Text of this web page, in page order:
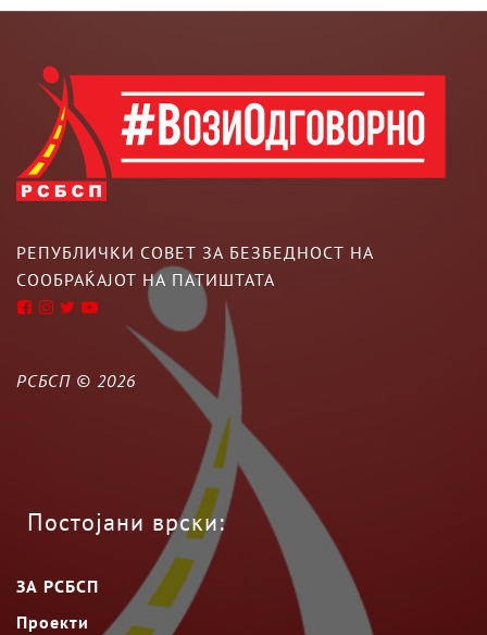
РЕПУБЛИЧКИ СОВЕТ ЗА БЕЗБЕДНОСТ НА
СООБРАЌАЈОТ НА ПАТИШТАТА
РСБСП © 2026
Постојани врски:
ЗА РСБСП
Проекти